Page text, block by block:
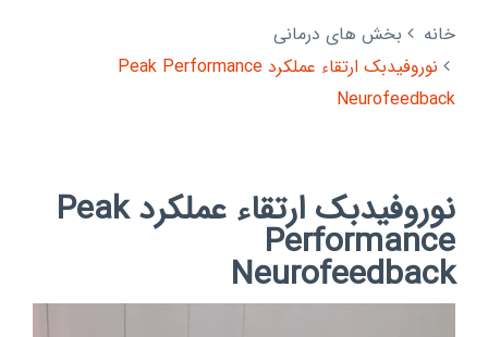
خانه
بخش های درمانی
نوروفیدبک ارتقاء عملکرد Peak Performance
Neurofeedback
نوروفیدبک ارتقاء عملکرد Peak
Performance
Neurofeedback